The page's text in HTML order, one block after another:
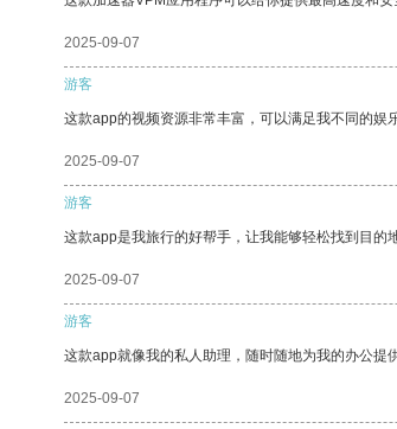
2025-09-07
游客
这款app的视频资源非常丰富，可以满足我不同的娱
2025-09-07
游客
这款app是我旅行的好帮手，让我能够轻松找到目的
2025-09-07
游客
这款app就像我的私人助理，随时随地为我的办公提
2025-09-07